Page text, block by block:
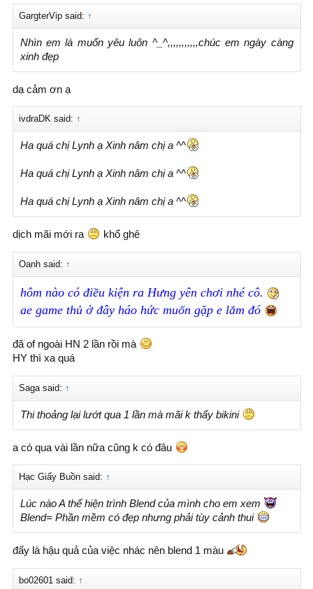
GargterVip said: ↑
Nhìn em là muốn yêu luôn ^_^,,,,,,,,,,,chúc em ngày càng
xinh đẹp
dạ cảm ơn ạ
ivdraDK said: ↑
Ha quá chị Lynh ạ Xinh nâm chị a ^^
Ha quá chị Lynh ạ Xinh nâm chị a ^^
Ha quá chị Lynh ạ Xinh nâm chị a ^^
dịch mãi mới ra khổ ghê
Oanh said: ↑
hôm nào có điều kiện ra Hưng yên chơi nhé cô.
ae game thủ ở đây háo hức muốn gặp e lắm đó
đã of ngoài HN 2 lần rồi mà
HY thì xa quá
Saga said: ↑
Thi thoảng lại lướt qua 1 lần mà mãi k thấy bikini
a có qua vài lần nữa cũng k có đâu
Hạc Giấy Buồn said: ↑
Lúc nào A thể hiện trình Blend của mình cho em xem
Blend= Phần mềm có đẹp nhưng phải tùy cảnh thui
đấy là hậu quả của việc nhác nên blend 1 màu
bo02601 said: ↑